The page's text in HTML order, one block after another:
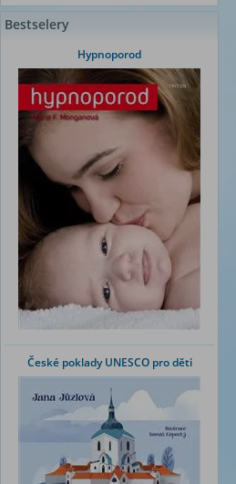
Bestselery
Hypnoporod
České poklady UNESCO pro děti